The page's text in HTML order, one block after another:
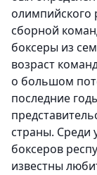
олимпийского
сборной
боксеры из
возраст
о большом
последние
страны. Среди
боксеров
известны